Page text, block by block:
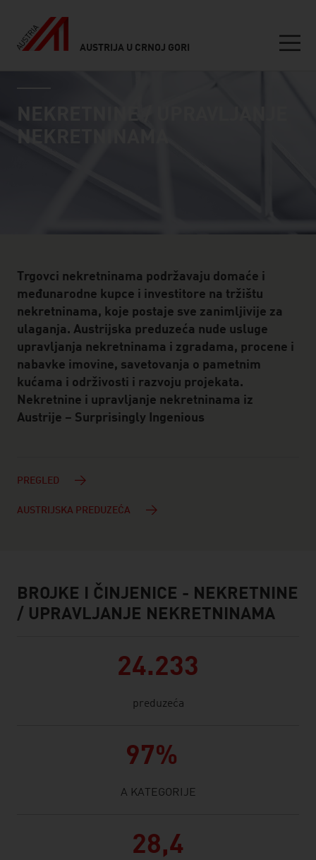
AUSTRIJA U CRNOJ GORI
industry page
NEKRETNINAMA
Trgovci nekretninama podržavaju domaće i
međunarodne kupce i investitore na tržištu
nekretninama, koje postaje sve zanimljivije za
ulaganja. Austrijska preduzeća nude usluge
upravljanja nekretninama i zgradama, procene i
nabavke imovine, savetovanja o pametnim
kućama i održivosti i razvoju projekata.
Nekretnine i upravljanje nekretninama iz
Austrije – Surprisingly Ingenious
PREGLED
AUSTRIJSKA PREDUZEĆA
facts & figures
BROJKE I ČINJENICE - NEKRETNINE
/ UPRAVLJANJE NEKRETNINAMA
24.233
preduzeća
97%
A KATEGORIJE
28,4